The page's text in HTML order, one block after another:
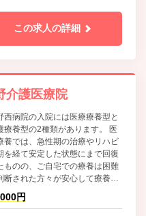
この求人の詳細
介護医療院
西病院の入院には医療療養型と
療養型の2種類があります。 医
養では、急性期の治療やリハビ
を経て安定した状態にまで回復
ものの、ご自宅での療養は困難
断された方々が安心して療養で
環境を整えた病院施設です。 介
養は医療への依存度は低いもの
円